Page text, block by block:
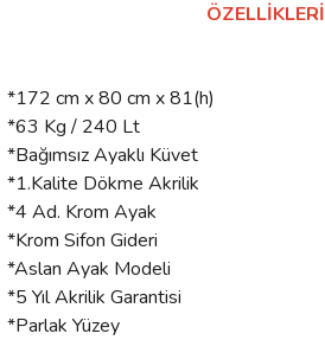
ÖZELLİKLERİ
*172 cm x 80 cm x 81(h)
*63 Kg / 240 Lt
*Bağımsız Ayaklı Küvet
*1.Kalite Dökme Akrilik
*4 Ad. Krom Ayak
*Krom Sifon Gideri
*Aslan Ayak Modeli
*5 Yıl Akrilik Garantisi
*Parlak Yüzey